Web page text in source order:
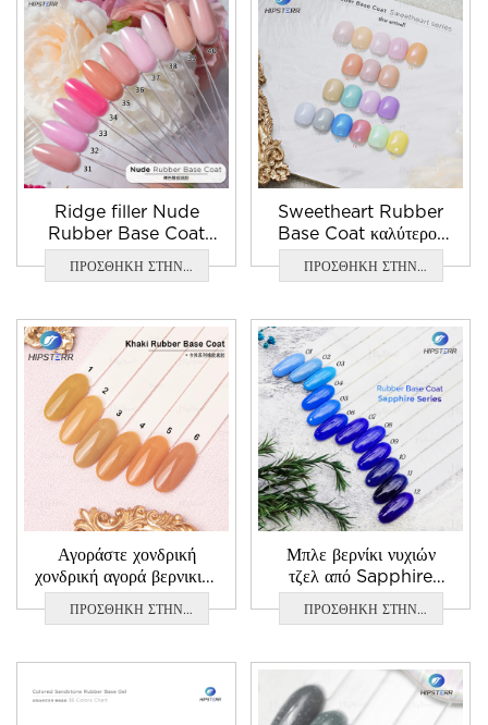
Ridge filler Nude
Rubber Base Coat
ΠΡΟΣΘΗΚΗ ΣΤΗΝ
Sweetheart Rubber
Base Coat καλύτερος
ΠΡΟΣΘΗΚΗ ΣΤΗΝ
Αγοράστε χονδρική
χονδρική αγορά βερνικιού
νυχιών από καουτσούκ
με βάση το χακί
ΠΡΟΣΘΗΚΗ ΣΤΗΝ
Μπλε βερνίκι νυχιών
τζελ από Sapphire
Rubber Base Coat
ΠΡΟΣΘΗΚΗ ΣΤΗΝ